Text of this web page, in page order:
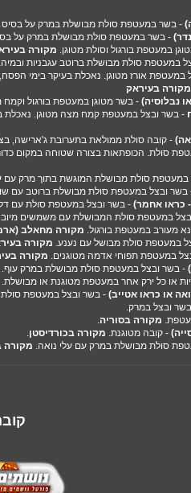
- בשר במעטפת סולת מבושלת במרק על בסיס
- בשר במעטפת סולת מבושלת במרק על
במעטפת בורגול וסולת מטוגן. מקורה
במעטפת סולת מבושלת ברוטב עגבניות ובמיה.
במעטפת אורז מטוגן. נאכלת בעיקר בימי
מקורה בעיראק
נבלוסיה) - בשר מטוגן במעטפת בורגול וקמח
- בשר ובצל במעטפת קמח מצה מטוגן. נאכלת
- קובה סולת ממולאת בתערובת ג'ארישה,
סולת. הכופתאות בצורה שטוחה במקום
סולת מבושלת המוגשת בתוך מרק עם
בשר ובצל במעטפת סולת מבושלת ברוטב עם
כראו אחמר) - בשר ובצל במעטפת סולת עם
במעטפת סולת המבושלת עם משמשים
מעורב במעטפת בורגול. מקורה מחאלב
במעטפת סולת מבושל עם נענע. מקורה
במעטפת תפוחי אדמה מטוגנים. מקורה
- בשר ובצל במעטפת סולת מבושלת במרק עוף.
או כל ירק אחר במעטפת מטוגנת או מבושלת.
או כראו אטייב) - בשר ובצל במעטפת סולת
בשר ובצל במרק.
מקורה בסוריה.
- קובה מטוגנת. מקורה בכורדיסטן.
סולת מבושלת במרק עם עלי נואה. מקורה